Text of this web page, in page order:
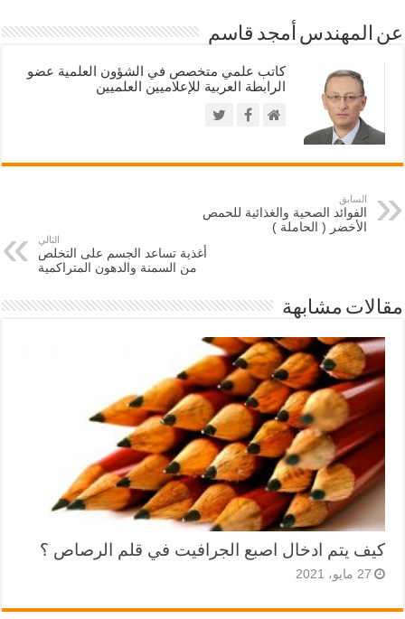
عن المهندس أمجد قاسم
كاتب علمي متخصص في الشؤون العلمية عضو
الرابطة العربية للإعلاميين العلميين
السابق
الفوائد الصحية والغذائية للحمص
الأخضر ( الحاملة )
التالي
أغذية تساعد الجسم على التخلص
من السمنة والدهون المتراكمية
مقالات مشابهة
كيف يتم ادخال اصبع الجرافيت في قلم الرصاص ؟
27 مايو، 2021